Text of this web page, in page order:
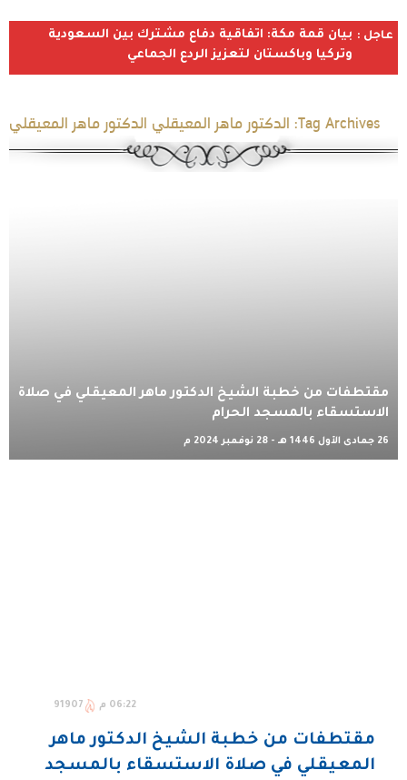
عاجل : بيان قمة مكة: اتفاقية دفاع مشترك بين السعودية
وتركيا وباكستان لتعزيز الردع الجماعي
Tag Archives: الدكتور ماهر المعيقلي الدكتور ماهر المعيقلي
مقتطفات من خطبة الشيخ الدكتور ماهر المعيقلي في صلاة
الاستسقاء بالمسجد الحرام
26 جمادى الأول 1446 هـ - 28 نوفمبر 2024 م
06:22 م 91907
مقتطفات من خطبة الشيخ الدكتور ماهر
المعيقلي في صلاة الاستسقاء بالمسجد